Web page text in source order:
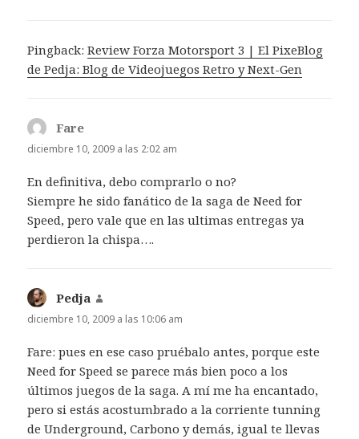
Pingback:Review Forza Motorsport 3 | El PixeBlog
de Pedja: Blog de Videojuegos Retro y Next-Gen
Fare
diciembre 10, 2009 a las 2:02 am
En definitiva, debo comprarlo o no?
Siempre he sido fanático de la saga de Need for
Speed, pero vale que en las ultimas entregas ya
perdieron la chispa….
Pedja
diciembre 10, 2009 a las 10:06 am
Fare: pues en ese caso pruébalo antes, porque este
Need for Speed se parece más bien poco a los
últimos juegos de la saga. A mí me ha encantado,
pero si estás acostumbrado a la corriente tunning
de Underground, Carbono y demás, igual te llevas